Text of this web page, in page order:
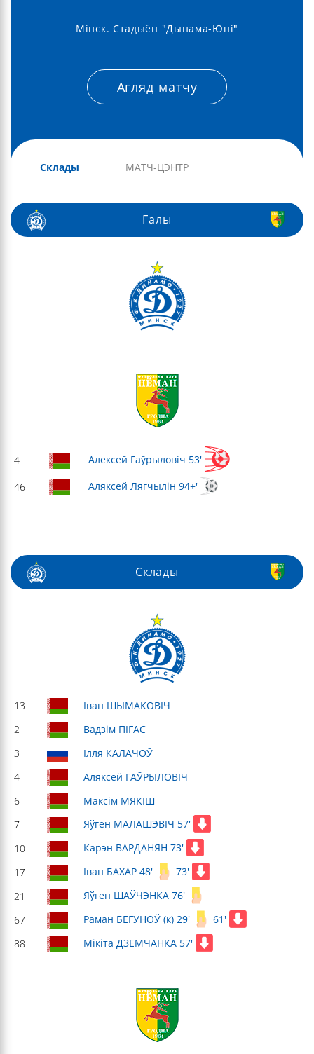
Мінск. Стадыён "Дынама-Юні"
Агляд матчу
Склады МАТЧ-ЦЭНТР
Галы
4 Алексей Гаўрыловіч 53'
46 Аляксей Лягчылін 94+'
Склады
13
Іван ШЫМАКОВІЧ
2
Вадзім ПІГАС
3
Ілля КАЛАЧОЎ
4
Аляксей ГАЎРЫЛОВІЧ
6
Максім МЯКІШ
7
Яўген МАЛАШЭВІЧ 57'
10
Карэн ВАРДАНЯН 73'
17
Іван БАХАР 48'
73'
21
Яўген ШАЎЧЭНКА 76'
67
Раман БЕГУНОЎ (к) 29'
61'
88
Мікіта ДЗЕМЧАНКА 57'